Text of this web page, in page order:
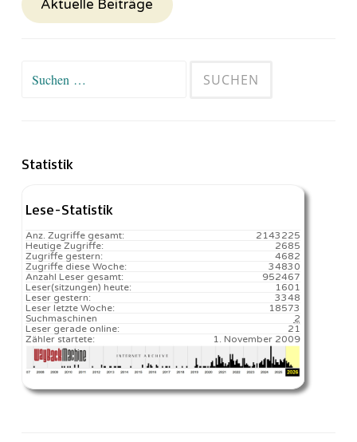
Aktuelle Beiträge
Suchen
Statistik
Lese-Statistik
2143225
Anz. Zugriffe gesamt:
2685
Heutige Zugriffe:
4682
Zugriffe gestern:
34830
Zugriffe diese Woche:
952467
Anzahl Leser gesamt:
1601️
Leser(sitzungen) heute:
3348
Leser gestern:
18573️
Leser letzte Woche:
2
Suchmaschinen
21
Leser gerade online:
1. November 2009
Zähler startete: